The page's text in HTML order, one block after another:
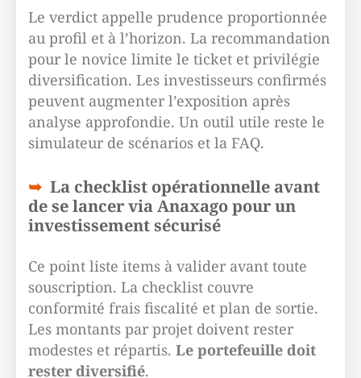
Le verdict appelle prudence proportionnée
au profil et à l’horizon. La recommandation
pour le novice limite le ticket et privilégie
diversification. Les investisseurs confirmés
peuvent augmenter l’exposition après
analyse approfondie. Un outil utile reste le
simulateur de scénarios et la FAQ.
La checklist opérationnelle avant
de se lancer via Anaxago pour un
investissement sécurisé
Ce point liste items à valider avant toute
souscription. La checklist couvre
conformité frais fiscalité et plan de sortie.
Les montants par projet doivent rester
modestes et répartis. Le portefeuille doit
rester diversifié.